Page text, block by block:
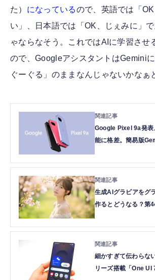
た） になっているので、英語では「
い」、日本語では「OK、じぇみに」
ゃならなそう。これではAIに学習させ
ので、GoogleアシスタントはGeminiに
ぐーぐる」のままなんじゃないかなぁ
Google Pixel 9a発
能に格差。簡易版
生成AIグラビアをグ
作るとどうなる？第
ラウドの生成AI画像
久）
細かすぎて伝わらな
リーズ搭載「One UI